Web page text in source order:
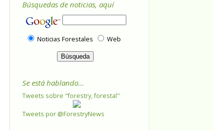
Búsquedas de noticias, aquí
Noticias Forestales Web
Se está hablando...
Tweets sobre "forestry, forestal"
Tweets por @ForestryNews